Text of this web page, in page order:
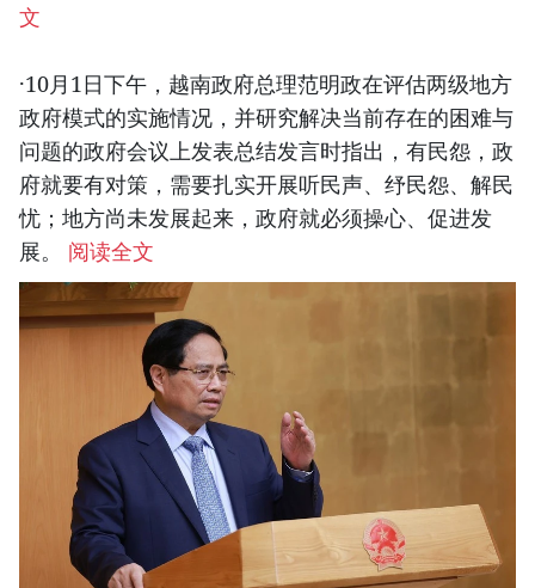
文
·10月1日下午，越南政府总理范明政在评估两级地方
政府模式的实施情况，并研究解决当前存在的困难与
问题的政府会议上发表总结发言时指出，有民怨，政
府就要有对策，需要扎实开展听民声、纾民怨、解民
忧；地方尚未发展起来，政府就必须操心、促进发
展。 阅读全文